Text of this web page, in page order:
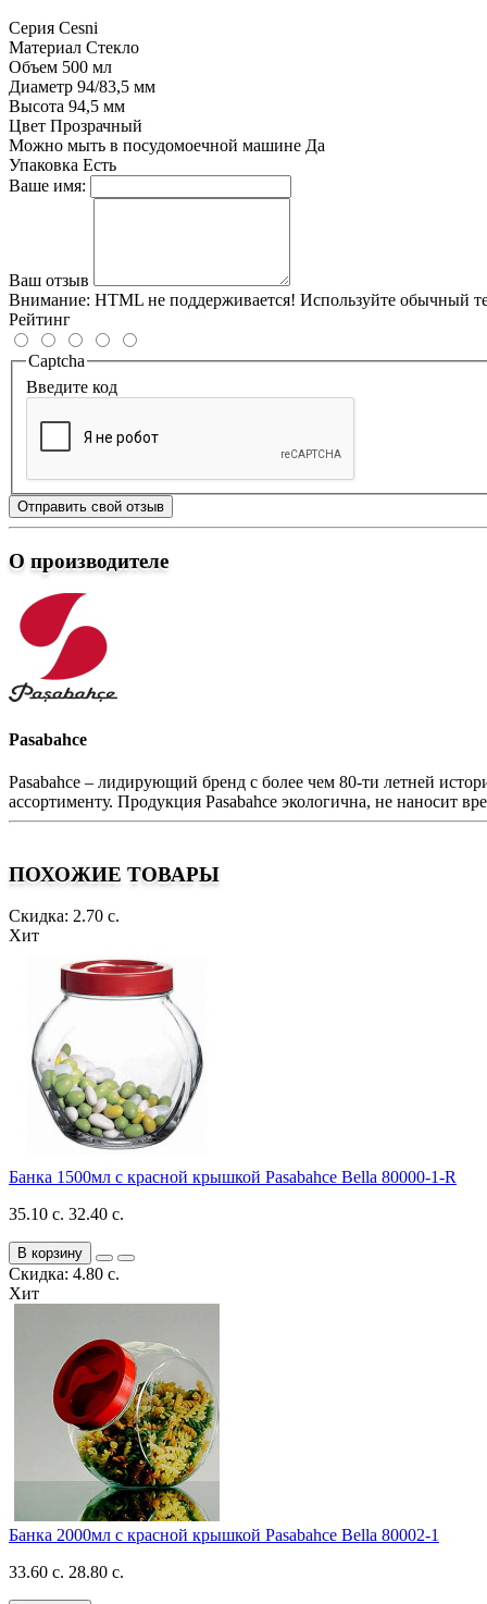
Серия Cesni
Материал Стекло
Объем 500 мл
Диаметр 94/83,5 мм
Высота 94,5 мм
Цвет Прозрачный
Можно мыть в посудомоечной машине Да
Упаковка Есть
Ваше имя:
Ваш отзыв
Внимание: HTML не поддерживается! Используйте обычный
Рейтинг
Captcha
Введите код
Отправить свой отзыв
О производителе
Pasabahce
Pasabahce – лидирующий бренд с более чем 80-ти летней
ассортименту. Продукция Pasabahce экологична, не наносит
ПОХОЖИЕ ТОВАРЫ
Скидка: 2.70 с.
Хит
Банка 1500мл с красной крышкой Pasabahce Bella 80000-1-R
35.10 с. 32.40 с.
В корзину
Скидка: 4.80 с.
Хит
Банка 2000мл с красной крышкой Pasabahce Bella 80002-1
33.60 с. 28.80 с.